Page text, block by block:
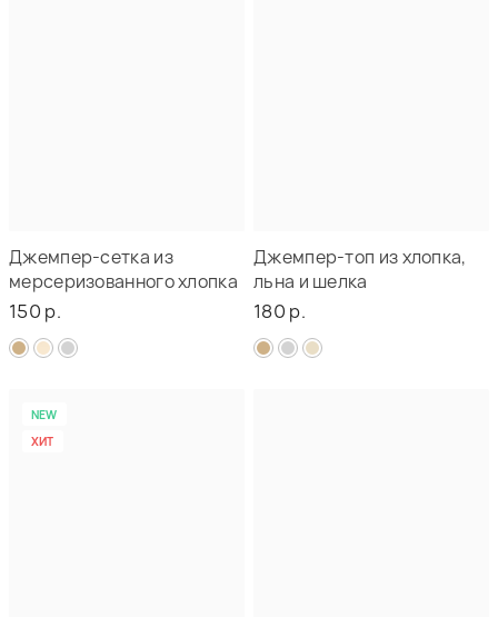
Джемпер-сетка из
мерсеризованного хлопка
150 р.
Джемпер-топ из хлопка,
льна и шелка
180 р.
NEW
ХИТ